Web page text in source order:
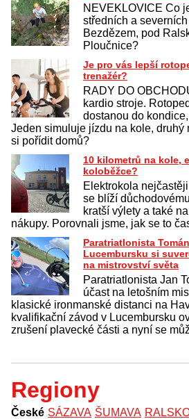
NEVEKLOVICE Co
středních a
Bezdězem, pod
Ploučnice?
Je pro vás lepší
trenažér?
RADY DO
kardio stroje.
dostanou do
Jeden simuluje jízdu na kole, druhý
si pořídit domů?
10 kilometrů na kole,
koloběžce?
Elektrokola
se blíží
kratší výlety a také
nákupy. Porovnali jsme, jak se to
Paratriatlonista
Lucembursku si
na mistrovství světa
Paratriatlonista Jan
účast na letošním
klasické ironmanské distanci na
kvalifikační závod v Lucembursku
zrušení plavecké části a nyní se
Regiony
České SÁZAVA ŠUMAVA